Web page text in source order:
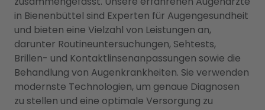
in Bienenbüttel sind Experten für Augengesundheit
und bieten eine Vielzahl von Leistungen an,
darunter Routineuntersuchungen, Sehtests,
Brillen- und Kontaktlinsenanpassungen sowie die
Behandlung von Augenkrankheiten. Sie verwenden
modernste Technologien, um genaue Diagnosen
zu stellen und eine optimale Versorgung zu